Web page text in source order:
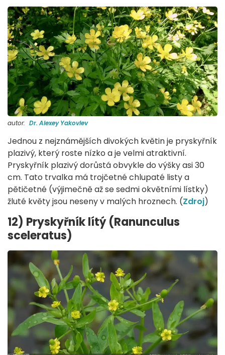
autor: Dr. Alexey Yakovlev
Jednou z nejznámějších divokých květin je pryskyřník
plazivý, který roste nízko a je velmi atraktivní.
Pryskyřník plazivý dorůstá obvykle do výšky asi 30
cm. Tato trvalka má trojčetné chlupaté listy a
pětičetné (výjimečně až se sedmi okvětními lístky)
žluté květy jsou neseny v malých hroznech. (Zdroj)
12) Pryskyřník lítý (Ranunculus
sceleratus)